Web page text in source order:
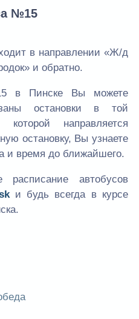
№15
в направлении «Ж/д
и обратно.
в Пинске Вы можете
остановки в той
которой направляется
остановку, Вы узнаете
и время до ближайшего.
расписание автобусов
и будь всегда в курсе